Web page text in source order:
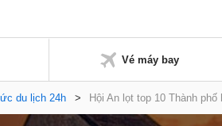
Vé máy bay
du lịch 24h > Hội An lọt top 10 Thành